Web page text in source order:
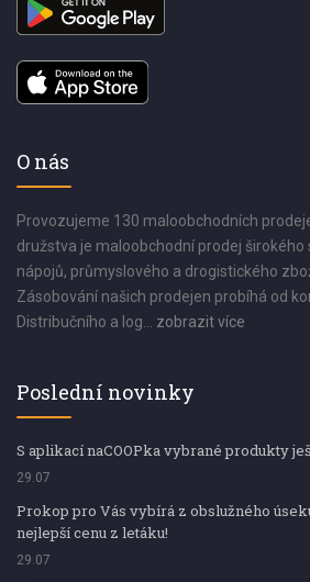
O nás
Provozujeme 130 maloobchodních
družstva je maloobchodní prodej
nápojů, průmyslového a drogistického
Zásobování našich prodejen probíhá od
Distribučního a log... zobrazit více
Poslední novinky
S aplikací naCOOPka vybrané produkty
29.07
Prokop pro Vás vybírá z obslužného
nejlepší cenu z letáku!
29.07